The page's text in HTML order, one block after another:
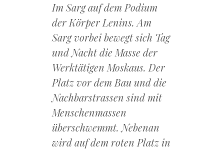
Im Sarg auf dem Podium
der Körper Lenins. Am
Sarg vorbei bewegt sich Tag
und Nacht die Masse der
Werktätigen Moskaus. Der
Platz vor dem Bau und die
Nachbarstrassen sind mit
Menschenmassen
überschwemmt. Nebenan
wird auf dem roten Platz in